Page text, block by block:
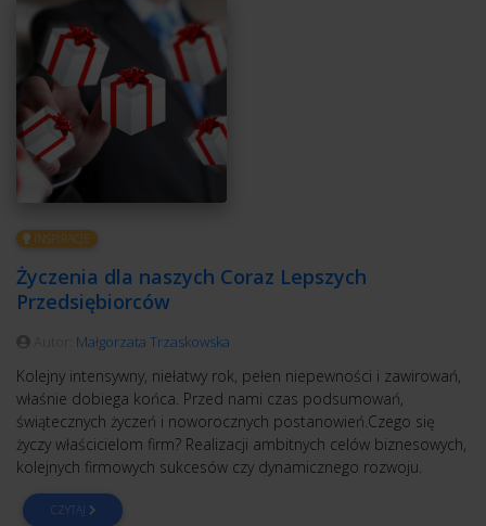
INSPIRACJE
Życzenia dla naszych Coraz Lepszych
Przedsiębiorców
Małgorzata Trzaskowska
Kolejny intensywny, niełatwy rok, pełen niepewności i zawirowań,
właśnie dobiega końca. Przed nami czas podsumowań,
świątecznych życzeń i noworocznych postanowień.Czego się
życzy właścicielom firm? Realizacji ambitnych celów biznesowych,
kolejnych firmowych sukcesów czy dynamicznego rozwoju.
CZYTAJ